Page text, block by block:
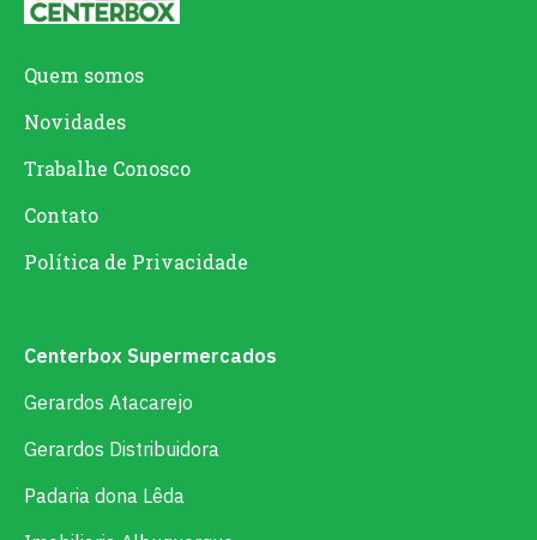
Quem somos
Novidades
Trabalhe Conosco
Contato
Política de Privacidade
Centerbox Supermercados
Gerardos Atacarejo
Gerardos Distribuidora
Padaria dona Lêda